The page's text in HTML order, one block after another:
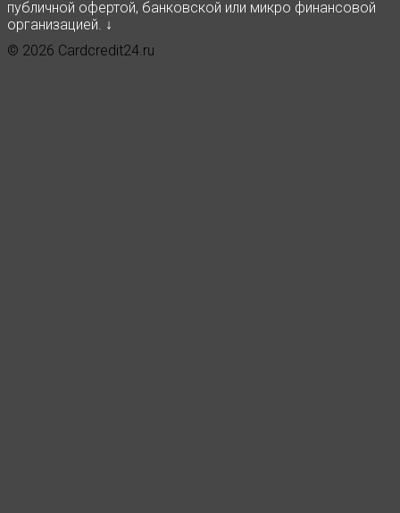
публичной офертой, банковской или микро финансовой
организацией. ↓
© 2026 Cardcredit24.ru